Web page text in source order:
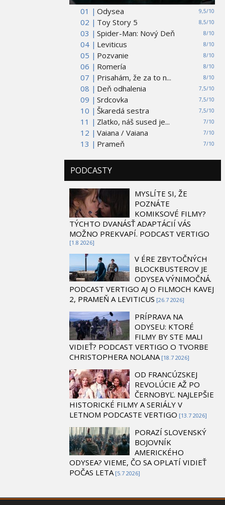
01 | 9,5/10
Odysea
02 |
8,5/10
Toy Story 5
03 |
8/10
Spider-Man: Nový Deň
04 |
8/10
Leviticus
05 |
8/10
Pozvanie
06 |
8/10
Romería
07 |
8/10
Prisahám, že za to n...
08 |
7,5/10
Deň odhalenia
09 |
7,5/10
Srdcovka
10 |
7,5/10
Škaredá sestra
11 |
7/10
Zlatko, náš sused je...
12 |
7/10
Vaiana / Vaiana
13 |
7/10
Prameň
PODCASTY
MYSLÍTE SI, ŽE
POZNÁTE
KOMIKSOVÉ FILMY?
TÝCHTO DVANÁSŤ ADAPTÁCIÍ VÁS
MOŽNO PREKVAPÍ. PODCAST VERTIGO
[1.8 2026]
V ÉRE ZBYTOČNÝCH
BLOCKBUSTEROV JE
ODYSEA VÝNIMOČNÁ.
PODCAST VERTIGO AJ O FILMOCH KAVEJ
2, PRAMEŇ A LEVITICUS [26.7 2026]
PRÍPRAVA NA
ODYSEU: KTORÉ
FILMY BY STE MALI
VIDIEŤ? PODCAST VERTIGO O TVORBE
CHRISTOPHERA NOLANA [18.7 2026]
OD FRANCÚZSKEJ
REVOLÚCIE AŽ PO
ČERNOBYĽ. NAJLEPŠIE
HISTORICKÉ FILMY A SERIÁLY V
LETNOM PODCASTE VERTIGO [13.7 2026]
PORAZÍ SLOVENSKÝ
BOJOVNÍK
AMERICKÉHO
ODYSEA? VIEME, ČO SA OPLATÍ VIDIEŤ
POČAS LETA [5.7 2026]